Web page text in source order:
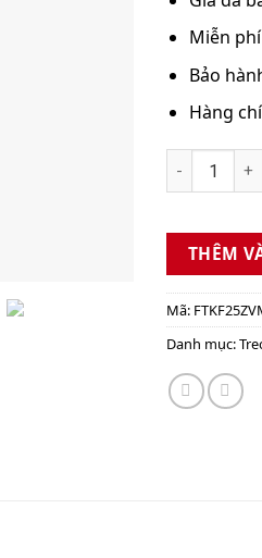
Miễn
Bảo
Hàng
Máy Lạnh
THÊM
Mã:
Danh mục: